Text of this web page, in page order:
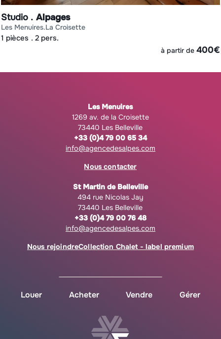
Studio Alpages
les menuires la croisette
1 pièces 2 pers.
à partir de 400€
Les Menuires
1269 av. de la Croisette
73440 Les Belleville
+33 (0)4 79 00 65 34
info@agencedesalpes.com
Nous contacter
St Martin de Belleville
494 rue Nicolas Jay
73440 Les Belleville
+33 (0)4 79 00 76 48
info@agencedesalpes.com
Nous rejoindreCollection Chalet - label premium
Louer Acheter Vendre Gérer